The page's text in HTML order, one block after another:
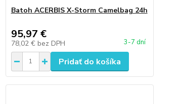
Batoh ACERBIS X-Storm Camelbag 24h
95,97 €
78,02 € bez DPH 3-7 dní
Pridať do košíka